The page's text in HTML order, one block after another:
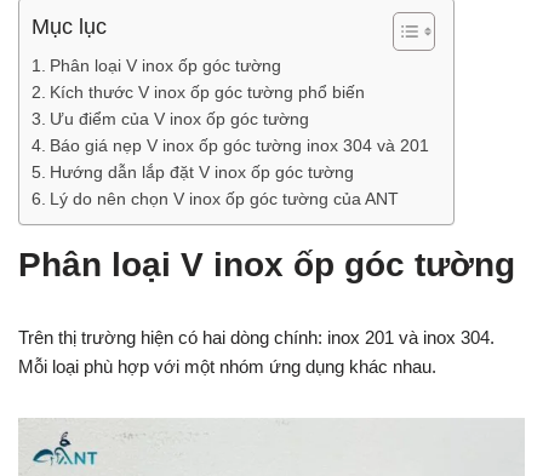
Mục lục
Phân loại V inox ốp góc tường
Kích thước V inox ốp góc tường phổ biến
Ưu điểm của V inox ốp góc tường
Báo giá nẹp V inox ốp góc tường inox 304 và 201
Hướng dẫn lắp đặt V inox ốp góc tường
Lý do nên chọn V inox ốp góc tường của ANT
Phân loại V inox ốp góc tường
Trên thị trường hiện có hai dòng chính: inox 201 và inox 304.
Mỗi loại phù hợp với một nhóm ứng dụng khác nhau.